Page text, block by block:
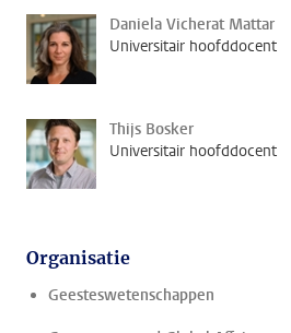
Daniela Vicherat Mattar
Universitair hoofddocent
Thijs Bosker
Universitair hoofddocent
Organisatie
Geesteswetenschappen